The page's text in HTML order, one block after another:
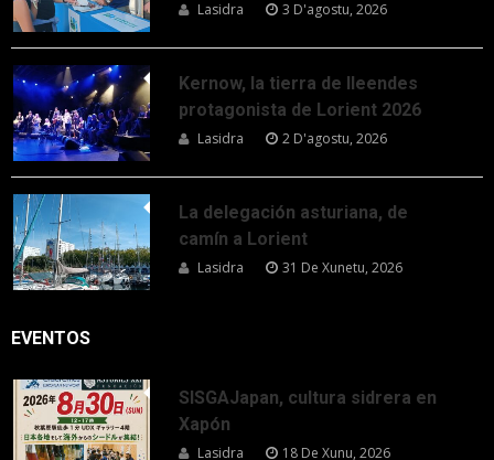
Lasidra 3 D'agostu, 2026
Kernow, la tierra de lleendes
protagonista de Lorient 2026
Lasidra 2 D'agostu, 2026
La delegación asturiana, de
camín a Lorient
Lasidra 31 De Xunetu, 2026
EVENTOS
SISGAJapan, cultura sidrera en
Xapón
Lasidra 18 De Xunu, 2026